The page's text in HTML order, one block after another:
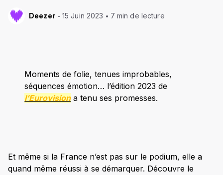
Deezer 15 Juin 2023 7 min de lecture
Moments de folie, tenues improbables,
séquences émotion… l’édition 2023 de
l’Eurovisiona tenu ses promesses.
Et même si la France n’est pas sur le podium, elle a
quand même réussi à se démarquer. Découvre le